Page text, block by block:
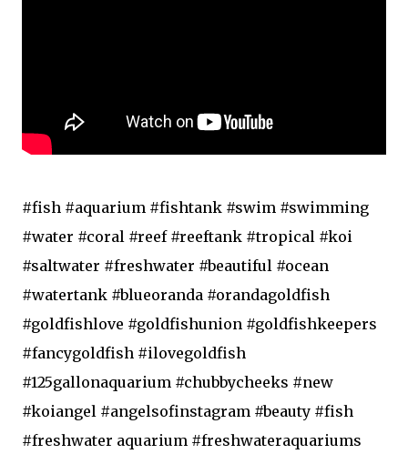
#fish #aquarium #fishtank #swim #swimming
#water #coral #reef #reeftank #tropical #koi
#saltwater #freshwater #beautiful #ocean
#watertank #blueoranda #orandagoldfish
#goldfishlove #goldfishunion #goldfishkeepers
#fancygoldfish #ilovegoldfish
#125gallonaquarium #chubbycheeks #new
#koiangel #angelsofinstagram #beauty #fish
#freshwater aquarium #freshwateraquariums